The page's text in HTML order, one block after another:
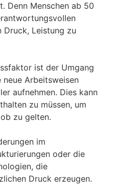
Denn Menschen ab 50
Druck, Leistung zu
ist der Umgang
neue Arbeitsweisen
aufnehmen. Dies kann
zu müssen, um
zu gelten.
im
oder die
die
Druck erzeugen.